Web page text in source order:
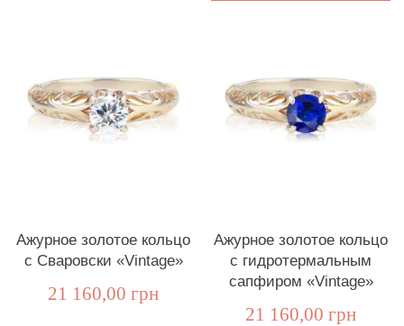
Ажурное золотое кольцо
с Сваровски «Vintage»
21 160,00 грн
Ажурное золотое кольцо
с гидротермальным
сапфиром «Vintage»
21 160,00 грн